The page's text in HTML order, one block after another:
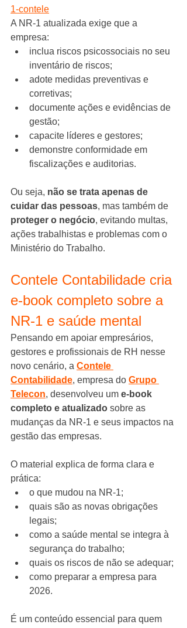
1-contele
A NR-1 atualizada exige que a
empresa:
inclua riscos psicossociais no seu
inventário de riscos;
adote medidas preventivas e
corretivas;
documente ações e evidências de
gestão;
capacite líderes e gestores;
demonstre conformidade em
fiscalizações e auditorias.
Ou seja, não se trata apenas de
cuidar das pessoas, mas também de
proteger o negócio, evitando multas,
ações trabalhistas e problemas com o
Ministério do Trabalho.
Contele Contabilidade cria
e-book completo sobre a
NR-1 e saúde mental
Pensando em apoiar empresários,
gestores e profissionais de RH nesse
novo cenário, a Contele
Contabilidade, empresa do Grupo
Telecon, desenvolveu um e-book
completo e atualizado sobre as
mudanças da NR-1 e seus impactos na
gestão das empresas.
O material explica de forma clara e
prática:
o que mudou na NR-1;
quais são as novas obrigações
legais;
como a saúde mental se integra à
segurança do trabalho;
quais os riscos de não se adequar;
como preparar a empresa para
2026.
É um conteúdo essencial para quem